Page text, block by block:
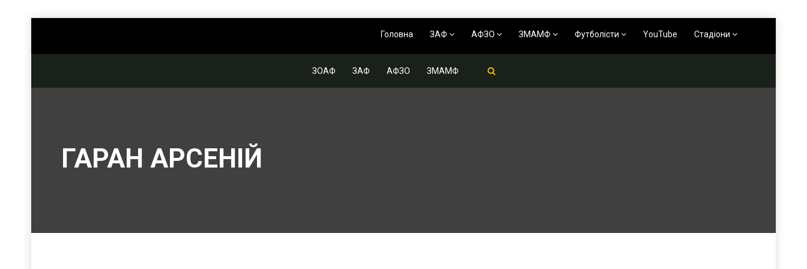
Головна ЗАФ АФЗО ЗМАМФ Футболісти YouTube Стадіони
ЗОАФ ЗАФ АФЗО ЗМАМФ
ГАРАН АРСЕНІЙ